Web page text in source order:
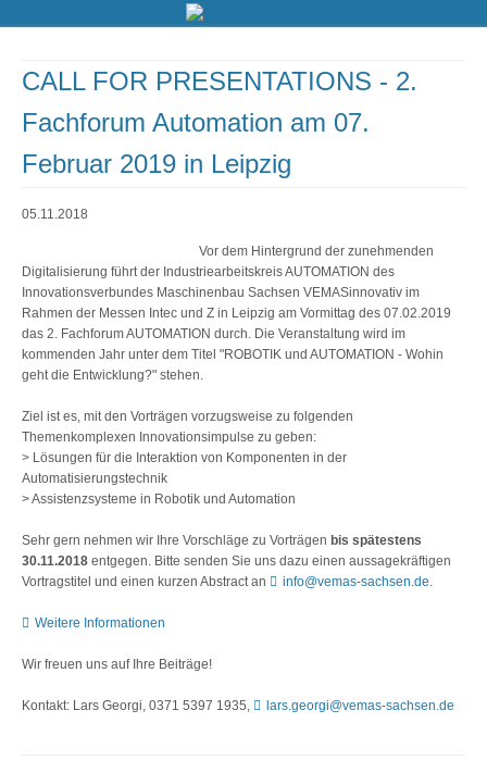
CALL FOR PRESENTATIONS - 2.
Fachforum Automation am 07.
Februar 2019 in Leipzig
05.11.2018
Vor dem Hintergrund der zunehmenden
Digitalisierung führt der Industriearbeitskreis AUTOMATION des
Innovationsverbundes Maschinenbau Sachsen VEMASinnovativ im
Rahmen der Messen Intec und Z in Leipzig am Vormittag des 07.02.2019
das 2. Fachforum AUTOMATION durch. Die Veranstaltung wird im
kommenden Jahr unter dem Titel "ROBOTIK und AUTOMATION - Wohin
geht die Entwicklung?" stehen.
Ziel ist es, mit den Vorträgen vorzugsweise zu folgenden
Themenkomplexen Innovationsimpulse zu geben:
> Lösungen für die Interaktion von Komponenten in der
Automatisierungstechnik
> Assistenzsysteme in Robotik und Automation
Sehr gern nehmen wir Ihre Vorschläge zu Vorträgen bis spätestens
30.11.2018 entgegen. Bitte senden Sie uns dazu einen aussagekräftigen
Vortragstitel und einen kurzen Abstract an
info@vemas-sachsen.de.
Weitere Informationen
Wir freuen uns auf Ihre Beiträge!
Kontakt: Lars Georgi, 0371 5397 1935, lars.georgi@vemas-sachsen.de